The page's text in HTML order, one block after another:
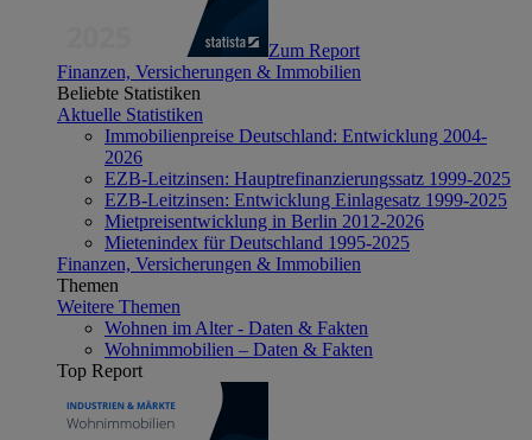
Zum Report
Finanzen, Versicherungen & Immobilien
Beliebte Statistiken
Aktuelle Statistiken
Immobilienpreise Deutschland: Entwicklung 2004-
2026
EZB-Leitzinsen: Hauptrefinanzierungssatz 1999-2025
EZB-Leitzinsen: Entwicklung Einlagesatz 1999-2025
Mietpreisentwicklung in Berlin 2012-2026
Mietenindex für Deutschland 1995-2025
Finanzen, Versicherungen & Immobilien
Themen
Weitere Themen
Wohnen im Alter - Daten & Fakten
Wohnimmobilien – Daten & Fakten
Top Report